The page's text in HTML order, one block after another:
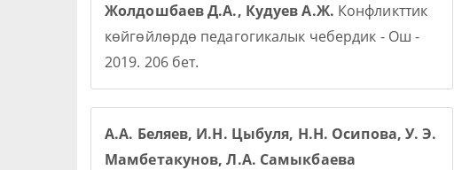
Жолдошбаев Д.А., Кудуев А.Ж. Конфликттик
көйгөйлөрдө педагогикалык чебердик - Ош -
2019. 206 бет.
А.А. Беляев, И.Н. Цыбуля, Н.Н. Осипова, У. Э.
Мамбетакунов, Л.А. Самыкбаева